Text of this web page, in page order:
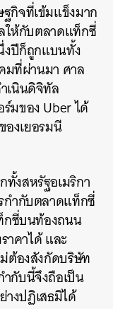
ฐกิจที่เข้มแข็งมาก
ให้กับตลาดแท็กซี่
งปีก็ถูกแบนทั้ง
มที่ผ่านมา ศาล
เนินดิจิทัล
มของUberได้
งเยอรมนี
งสหรัฐอเมริกา
กำกับตลาดแท็กซี่
กซี่บนท้องถนน
าคาได้และ
องสังกัดบริษัท
กับนี้จึงถือเป็น
างปฏิเสธมิได้